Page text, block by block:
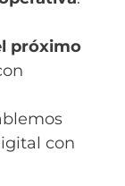
próximo
con